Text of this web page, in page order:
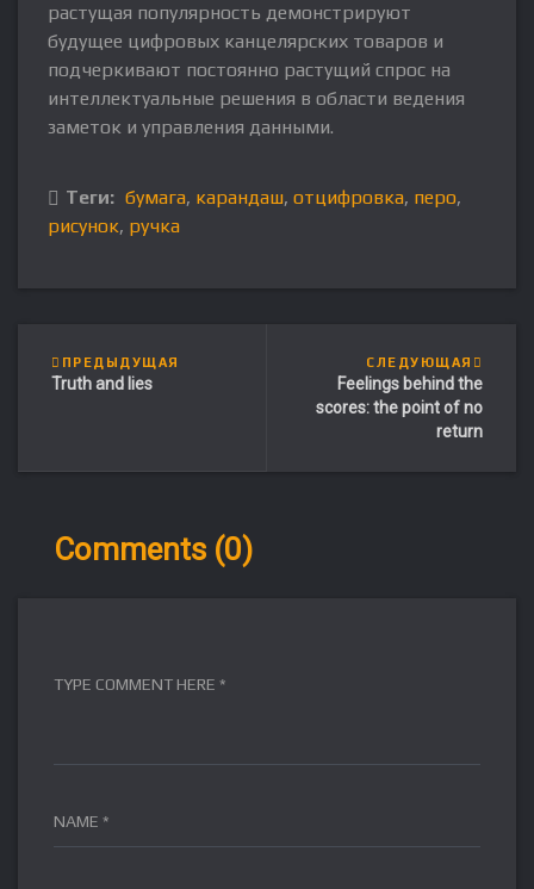
растущая популярность демонстрируют
будущее цифровых канцелярских товаров и
подчеркивают постоянно растущий спрос на
интеллектуальные решения в области ведения
заметок и управления данными.
Теги: бумага, карандаш, отцифровка, перо,
рисунок, ручка
ПРЕДЫДУЩАЯ
Truth and lies
СЛЕДУЮЩАЯ
Feelings behind the
scores: the point of no
return
Comments (0)
TYPE COMMENT HERE *
NAME *